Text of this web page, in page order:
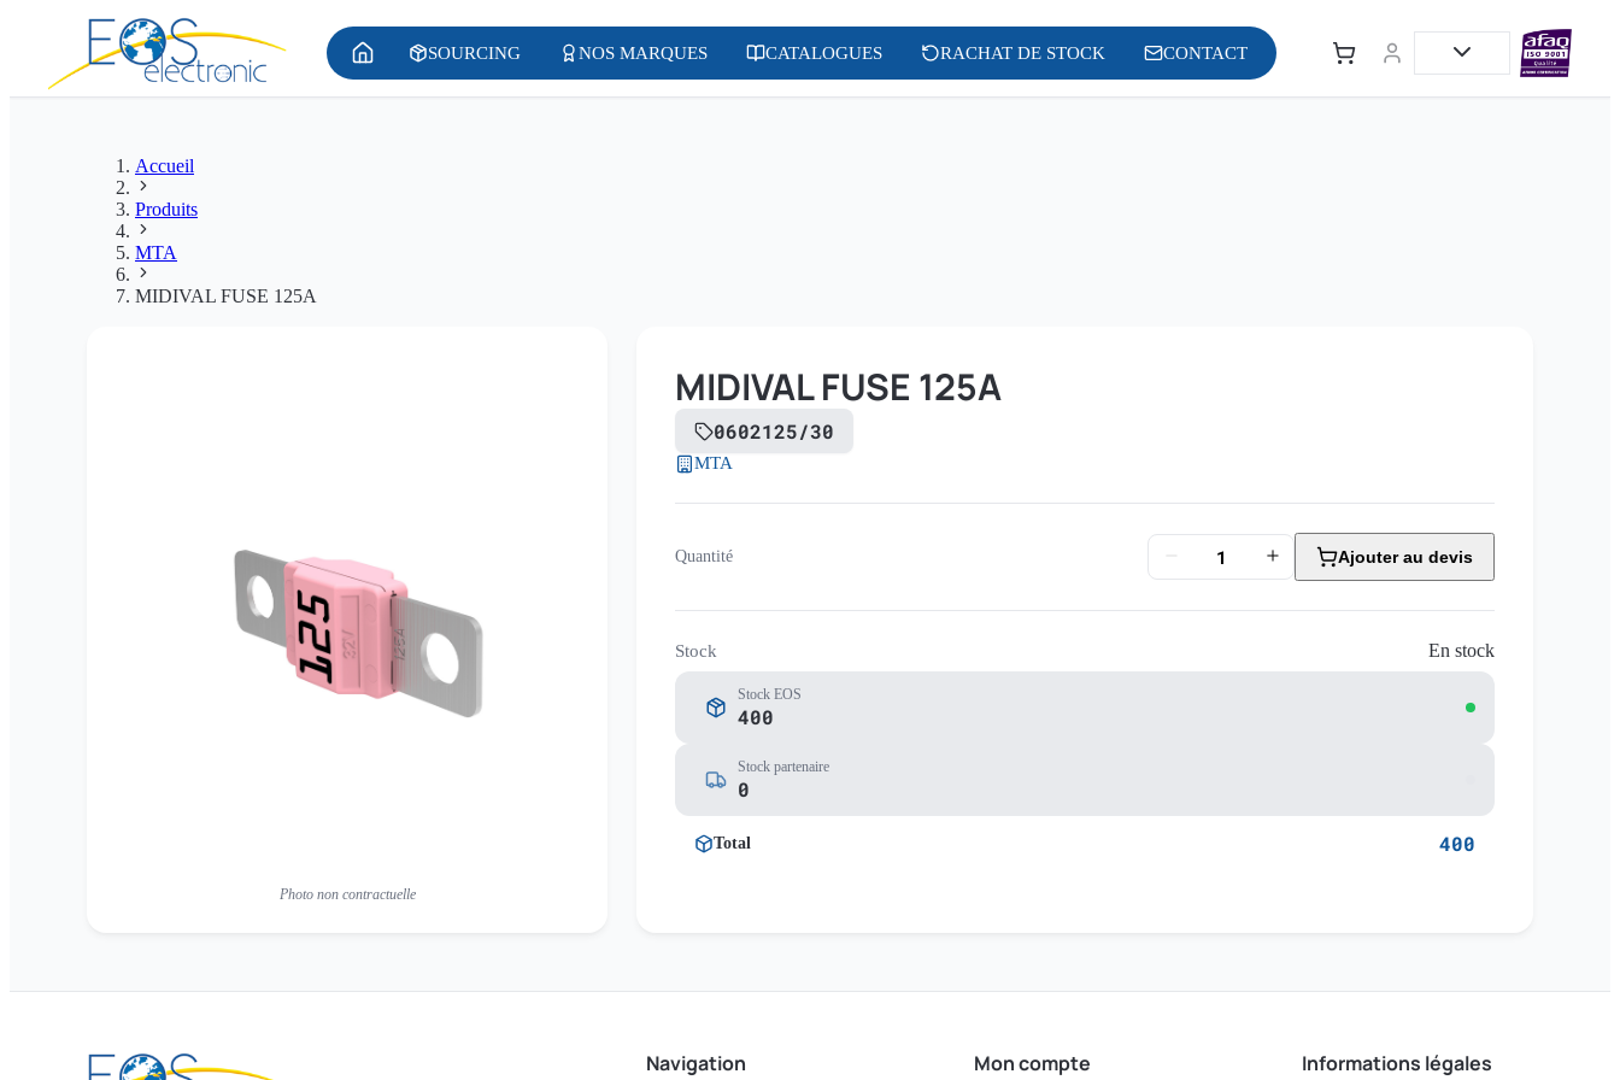
SOURCING NOS MARQUES CATALOGUES RACHAT DE STOCK CONTACT
Accueil
Produits
MTA
MIDIVAL FUSE 125A
Photo non contractuelle
MIDIVAL FUSE 125A
0602125/30
MTA
Quantité Ajouter au devis
Stock En stock
Stock EOS
400
Stock partenaire
0
Total 400
Navigation Mon compte Informations légales